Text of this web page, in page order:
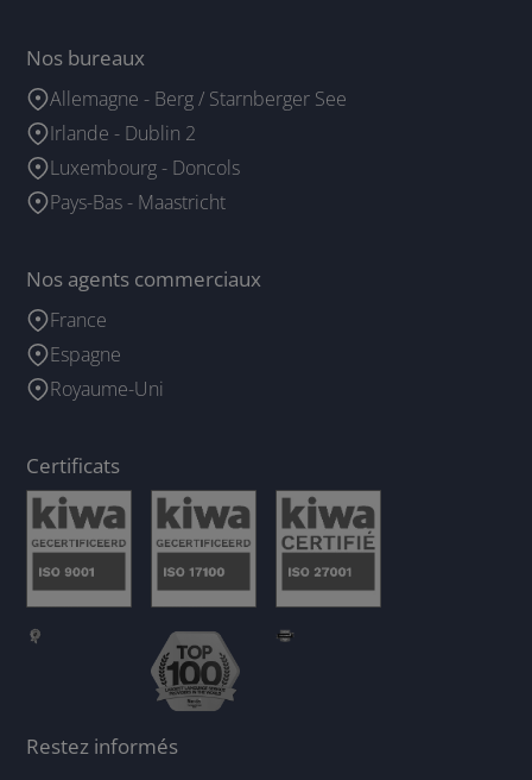
Nos bureaux
Allemagne - Berg / Starnberger See
Irlande - Dublin 2
Luxembourg - Doncols
Pays-Bas - Maastricht
Nos agents commerciaux
France
Espagne
Royaume-Uni
Certificats
Restez informés